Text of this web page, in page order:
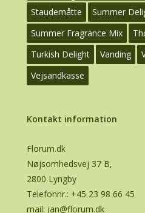
Staudemåtte
Summer
Summer Fragrance Mix
Turkish Delight
Vanding
Vejsandkasse
Kontakt information
Florum.dk
Nøjsomhedsvej 37 B,
2800 Lyngby
Telefonnr.: +45 23 98 66 45
mail: jan@florum.dk